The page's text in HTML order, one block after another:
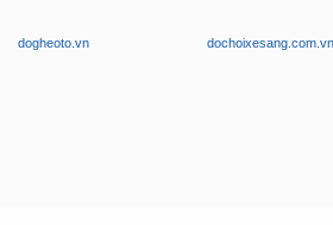
dogheoto.vn dochoixesang.com.vn